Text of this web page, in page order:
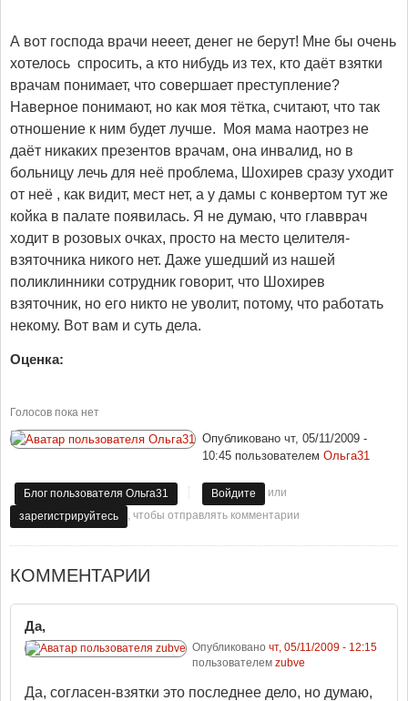
А вот господа врачи нееет, денег не берут! Мне бы очень
хотелось спросить, а кто нибудь из тех, кто даёт взятки
врачам понимает, что совершает преступление?
Наверное понимают, но как моя тётка, считают, что так
отношение к ним будет лучше. Моя мама наотрез не
даёт никаких презентов врачам, она инвалид, но в
больницу лечь для неё проблема, Шохирев сразу уходит
от неё , как видит, мест нет, а у дамы с конвертом тут же
койка в палате появилась. Я не думаю, что главврач
ходит в розовых очках, просто на место целителя-
взяточника никого нет. Даже ушедший из нашей
поликлинники сотрудник говорит, что Шохирев
взяточник, но его никто не уволит, потому, что работать
некому. Вот вам и суть дела.
Оценка:
Голосов пока нет
Опубликовано чт, 05/11/2009 -
10:45пользователем Ольга31
Блог пользователя Ольга31 Войдите
или
зарегистрируйтесь
, чтобы отправлять комментарии
КОММЕНТАРИИ
Да,
Опубликовано чт, 05/11/2009 - 12:15
пользователем zubve
Да, согласен-взятки это последнее дело, но думаю,